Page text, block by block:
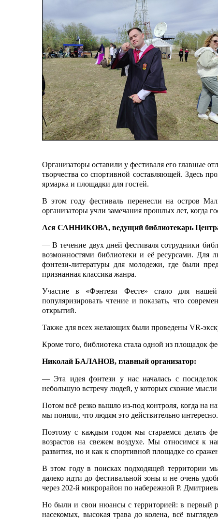
Организаторы оставили у фестиваля его главные
творчества со спортивной составляющей. Здесь
ярмарка и площадки для гостей.
В этом году фестиваль перенесли на остров
организаторы учли замечания прошлых лет, когда
Ася САННИКОВА, ведущий библиотекарь
— В течение двух дней фестиваля сотрудники
возможностями библиотеки и её ресурсами. Для
фэнтези-литературы для молодежи, где были
признанная классика жанра.
Участие в «Фэнтези Фесте» стало для
популяризировать чтение и показать, что
открытий.
Также для всех желающих были проведены VR-
Кроме того, библиотека стала одной из площадок
Николай БАЛАНОВ, главный организатор:
— Эта идея фэнтези у нас началась с
небольшую встречу людей, у которых схожие
Потом всё резко вышло из-под контроля, когда на
мы поняли, что людям это действительно интересно.
Поэтому с каждым годом мы стараемся делать
возрастов на свежем воздухе. Мы относимся к
развития, но и как к спортивной площадке со
В этом году в поисках подходящей территории
далеко идти до фестивальной зоны и не очень
через 202-й микрорайон по набережной Р.
Но были и свои нюансы с территорией: в первый
насекомых, высокая трава до колена, всё